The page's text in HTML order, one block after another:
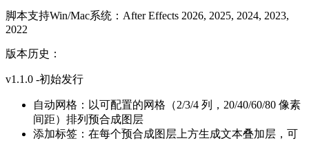
脚本支持Win/Mac系统：After Effects 2026, 2025, 2024, 2023,
2022
版本历史：
v1.1.0 -初始发行
自动网格：以可配置的网格（2/3/4 列，20/40/60/80 像素
间距）排列预合成图层
添加标签：在每个预合成图层上方生成文本叠加层，可